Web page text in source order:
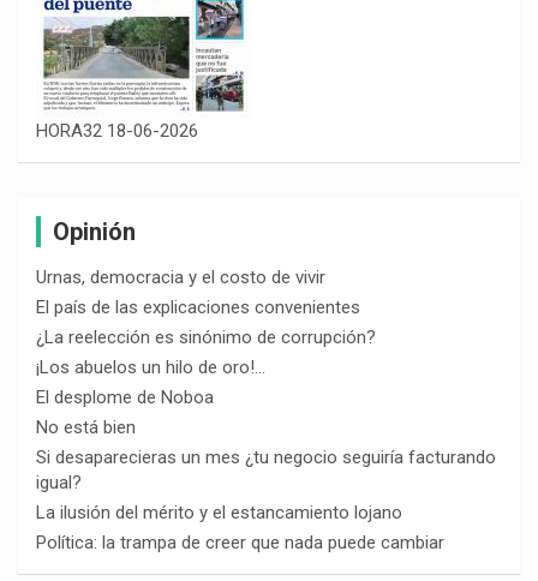
HORA32 18-06-2026
Opinión
Urnas, democracia y el costo de vivir
El país de las explicaciones convenientes
¿La reelección es sinónimo de corrupción?
¡Los abuelos un hilo de oro!…
El desplome de Noboa
No está bien
Si desaparecieras un mes ¿tu negocio seguiría facturando
igual?
La ilusión del mérito y el estancamiento lojano
Política: la trampa de creer que nada puede cambiar